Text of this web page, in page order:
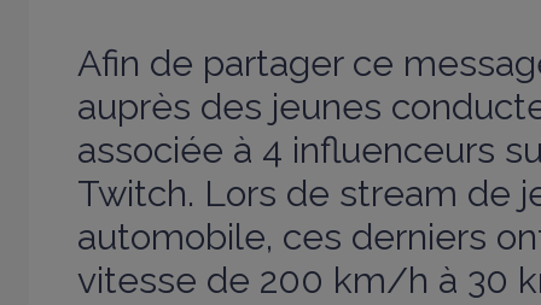
Afin de partager ce
auprès des jeunes
associée à 4 influenceurs
Twitch. Lors de stream de
automobile, ces derniers
vitesse de 200 km/h à 30